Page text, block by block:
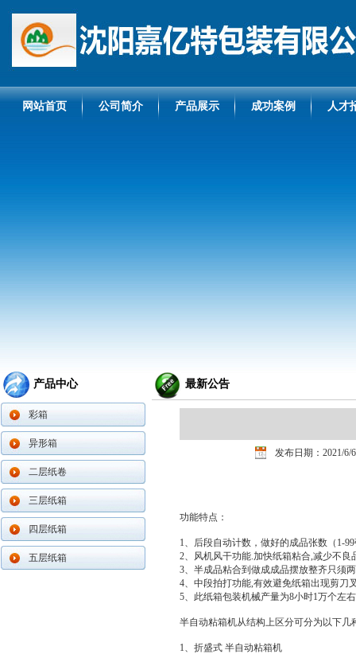
网站首页 公司简介 产品展示 成功案例 人才
产品中心
彩箱
异形箱
二层纸卷
三层纸箱
四层纸箱
五层纸箱
最新公告
发布日期：2021/6/6
功能特点：
1、后段自动计数，做好的成品张数（1-
2、风机风干功能.加快纸箱粘合,减少不良
3、半成品粘合到做成成品摆放整齐只须
4、中段拍打功能,有效避免纸箱出现剪刀
5、此纸箱包装机械产量为8小时1万个左
半自动粘箱机从结构上区分可分为以下几
1、折盛式 半自动粘箱机